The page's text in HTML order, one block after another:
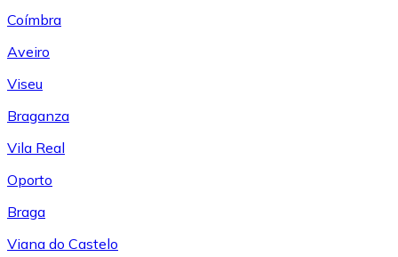
Coímbra
Aveiro
Viseu
Braganza
Vila Real
Oporto
Braga
Viana do Castelo